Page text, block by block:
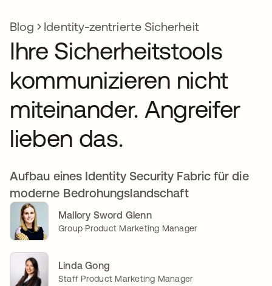
Blog Identity-zentrierte Sicherheit
Ihre Sicherheitstools
kommunizieren nicht
miteinander. Angreifer
lieben das.
Aufbau eines Identity Security Fabric für die
moderne Bedrohungslandschaft
Mallory Sword Glenn
Group Product Marketing Manager
Linda Gong
Staff Product Marketing Manager